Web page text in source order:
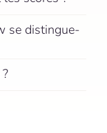
se distingue-